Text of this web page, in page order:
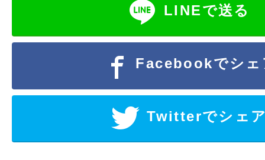
LINEで送る
Facebookでシェ
Twitterでシェ